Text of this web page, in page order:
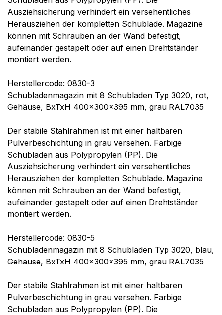
Ausziehsicherung verhindert ein versehentliches
Herausziehen der kompletten Schublade. Magazine
können mit Schrauben an der Wand befestigt,
aufeinander gestapelt oder auf einen Drehtständer
montiert werden.
Herstellercode: 0830-3
Schubladenmagazin mit 8 Schubladen Typ 3020, rot,
Gehäuse, BxTxH 400x300x395 mm, grau RAL7035
Der stabile Stahlrahmen ist mit einer haltbaren
Pulverbeschichtung in grau versehen. Farbige
Schubladen aus Polypropylen (PP). Die
Ausziehsicherung verhindert ein versehentliches
Herausziehen der kompletten Schublade. Magazine
können mit Schrauben an der Wand befestigt,
aufeinander gestapelt oder auf einen Drehtständer
montiert werden.
Herstellercode: 0830-5
Schubladenmagazin mit 8 Schubladen Typ 3020, blau,
Gehäuse, BxTxH 400x300x395 mm, grau RAL7035
Der stabile Stahlrahmen ist mit einer haltbaren
Pulverbeschichtung in grau versehen. Farbige
Schubladen aus Polypropylen (PP). Die